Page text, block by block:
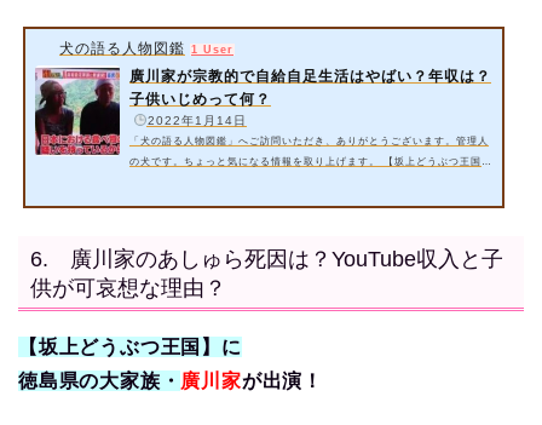
犬の語る人物図鑑 1 User
廣川家が宗教的で自給自足生活はやばい？年収は？
子供いじめって何？
2022年1月14日
「犬の語る人物図鑑」へご訪問いただき、ありがとうございます。管理人
の犬です。ちょっと気になる情報を取り上げます。 【坂上どうぶつ王国】
いたします。 スポンサーリンク 1. 廣川家が宗教的で自給自足生活は
や…
6. 廣川家のあしゅら死因は？YouTube収入と子
供が可哀想な理由？
【坂上どうぶつ王国】に
徳島県の大家族・ 廣川家が出演！